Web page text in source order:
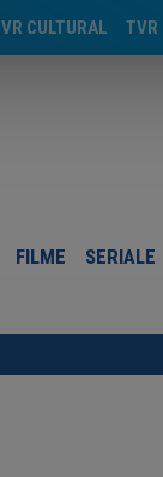
TVR
CULTURAL
FILME SERIALE